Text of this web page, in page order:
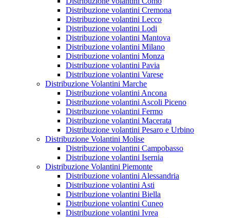
Distribuzione volantini Cremona
Distribuzione volantini Lecco
Distribuzione volantini Lodi
Distribuzione volantini Mantova
Distribuzione volantini Milano
Distribuzione volantini Monza
Distribuzione volantini Pavia
Distribuzione volantini Varese
Distribuzione Volantini Marche
Distribuzione volantini Ancona
Distribuzione volantini Ascoli Piceno
Distribuzione volantini Fermo
Distribuzione volantini Macerata
Distribuzione volantini Pesaro e Urbino
Distribuzione Volantini Molise
Distribuzione volantini Campobasso
Distribuzione volantini Isernia
Distribuzione Volantini Piemonte
Distribuzione volantini Alessandria
Distribuzione volantini Asti
Distribuzione volantini Biella
Distribuzione volantini Cuneo
Distribuzione volantini Ivrea